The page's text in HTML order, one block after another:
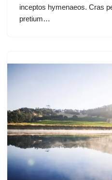
inceptos hymenaeos. Cras
pretium…